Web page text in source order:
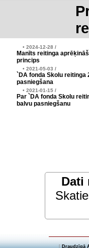
• 2024-12-28 /
Manīts reitinga
princips
• 2021-05-03 /
`DA fonda Skolu reitinga
pasniegšana
• 2021-01-15 /
Par `DA fonda Skolu
balvu pasniegšanu
Dati
[Draudzīgā